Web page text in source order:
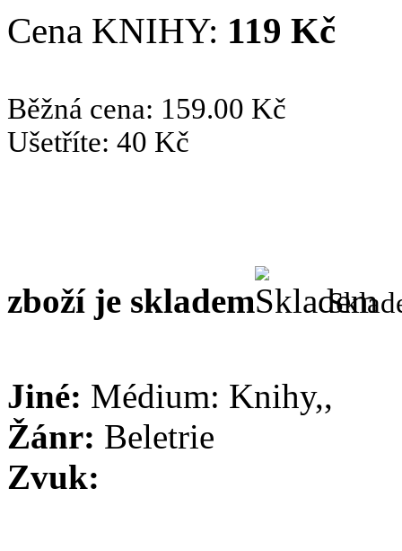
Cena KNIHY: 119 Kč
Běžná cena: 159.00 Kč
Ušetříte: 40 Kč
zboží je skladem
Jiné: Médium: Knihy,,
Žánr: Beletrie
Zvuk: